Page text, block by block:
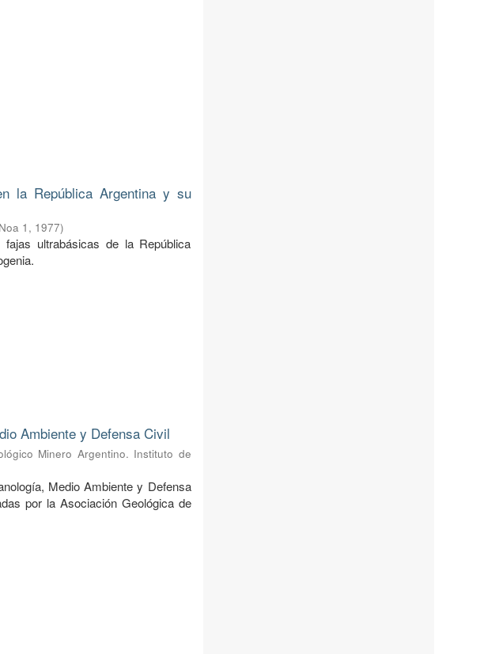
la República Argentina y su
1 , 1977)
ultrabásicas de la República
Ambiente y Defensa Civil
Minero Argentino. Instituto de
Medio Ambiente y Defensa
por la Asociación Geológica de